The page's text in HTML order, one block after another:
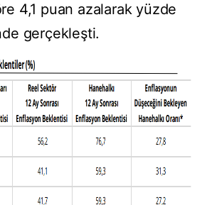
4,1 puan azalarak yüzde
gerçekleşti.